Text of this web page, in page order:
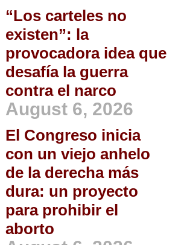
“Los carteles no
existen”: la
provocadora idea que
desafía la guerra
contra el narco
August 6, 2026
El Congreso inicia
con un viejo anhelo
de la derecha más
dura: un proyecto
para prohibir el
aborto